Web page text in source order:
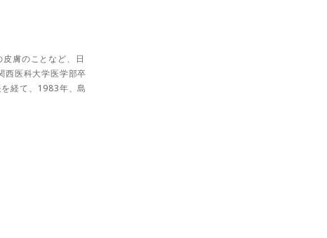
膚のことなど、日
西医科大学医学部卒
経て、1983年、島